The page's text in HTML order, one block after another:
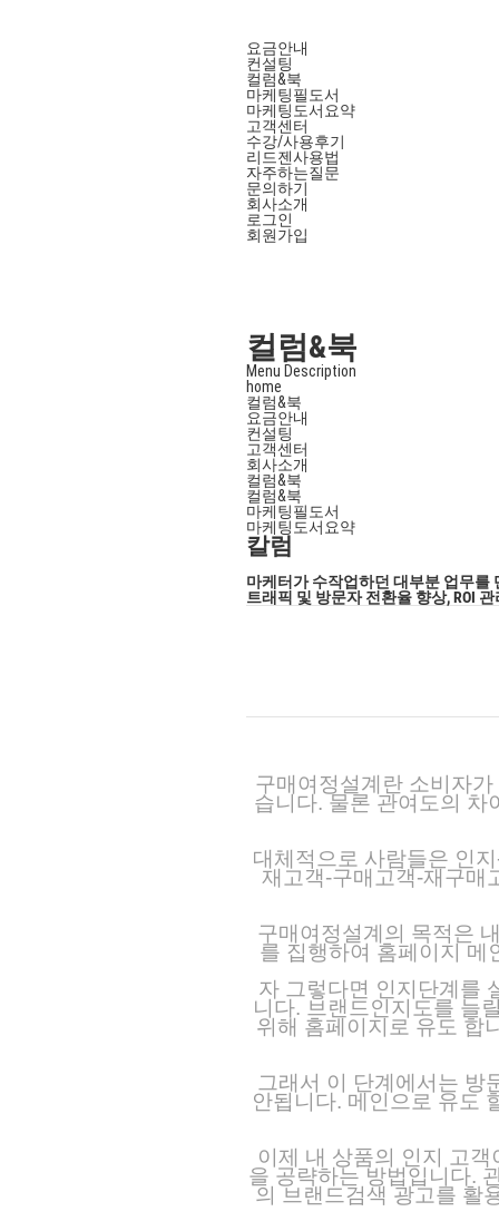
요금안내
컨설팅
컬럼&북
마케팅필도서
마케팅도서요약
고객센터
수강/사용후기
리드젠사용법
자주하는질문
문의하기
회사소개
로그인
회원가입
컬럼&북
Menu Description
home
컬럼&북
요금안내
컨설팅
고객센터
회사소개
컬럼&북
컬럼&북
마케팅필도서
마케팅도서요약
칼럼
마케터가 수작업하던 대부분 업무를
트래픽 및 방문자 전환율 향상, ROI
구매여정설계란 소비자
습니다. 물론 관여도의 차
대체적으로 사람들은 인
재고객-구매고객-재구매
구매여정설계의 목적은
를 집행하여 홈페이지 메
자 그렇다면 인지단계를
니다. 브랜드인지도를 늘
위해 홈페이지로 유도 합
그래서 이 단계에서는 방
안됩니다. 메인으로 유도
이제 내 상품의 인지 고
을 공략하는 방법입니다.
의 브랜드검색 광고를 활